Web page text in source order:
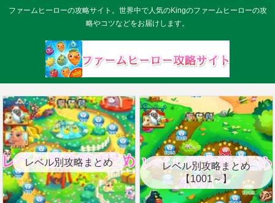
ファームヒーローの攻略サイト。世界中で人気のKingのファームヒーローの攻
略やコツなどをお届けします。
レベル別攻略まとめ
レベル別攻略まとめ
【1001～】